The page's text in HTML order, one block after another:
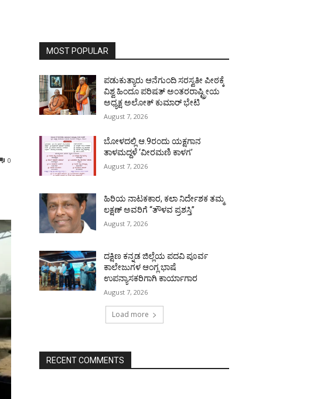
0
MOST POPULAR
ಪಡುಕುತ್ಯಾರು ಆನೆಗುಂದಿ ಸರಸ್ವತೀ ಪೀಠಕ್ಕೆ
ವಿಶ್ವ ಹಿಂದೂ ಪರಿಷತ್ ಅಂತರರಾಷ್ಟ್ರೀಯ
ಅಧ್ಯಕ್ಷ ಅಲೋಕ್ ಕುಮಾರ್ ಭೇಟಿ
August 7, 2026
ಬೋಳದಲ್ಲಿ ಆ.9ರಂದು ಯಕ್ಷಗಾನ
ತಾಳಮದ್ದಳೆ ‘ವೀರಮಣಿ ಕಾಳಗ’
August 7, 2026
ಹಿರಿಯ ನಾಟಕಕಾರ, ಕಲಾ ನಿರ್ದೇಶಕ ತಮ್ಮ
ಲಕ್ಷಣ್ ಅವರಿಗೆ “ತೌಳವ ಪ್ರಶಸ್ತಿ”
August 7, 2026
ದಕ್ಷಿಣ ಕನ್ನಡ ಜಿಲ್ಲೆಯ ಪದವಿ ಪೂರ್ವ
ಕಾಲೇಜುಗಳ ಆಂಗ್ಲ ಭಾಷೆ
ಉಪನ್ಯಾಸಕರಿಗಾಗಿ ಕಾರ್ಯಾಗಾರ
August 7, 2026
Load more
RECENT COMMENTS